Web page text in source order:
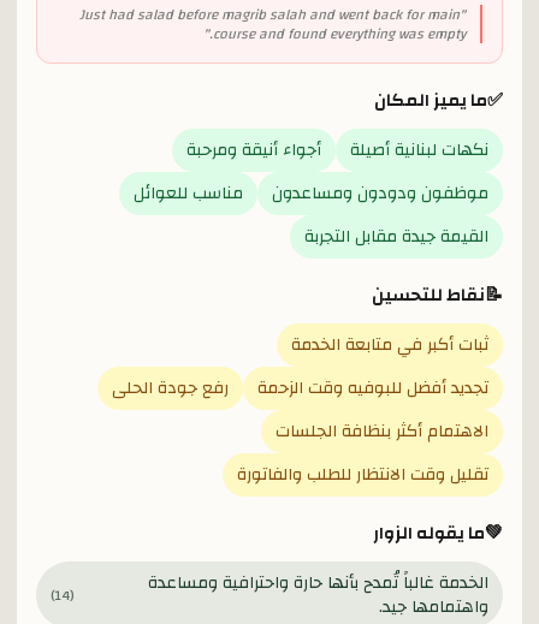
"
Just had salad before magrib salah and went back for main
course and found everything was empty.
"
✅ما يميز المكان
نكهات لبنانية أصيلة
أجواء أنيقة ومرحبة
موظفون ودودون ومساعدون
مناسب للعوائل
القيمة جيدة مقابل التجربة
📝نقاط للتحسين
ثبات أكبر في متابعة الخدمة
تجديد أفضل للبوفيه وقت الزحمة
رفع جودة الحلى
الاهتمام أكثر بنظافة الجلسات
تقليل وقت الانتظار للطلب والفاتورة
💚ما يقوله الزوار
الخدمة غالباً تُمدح بأنها حارة واحترافية ومساعدة
واهتمامها جيد. (
14
)